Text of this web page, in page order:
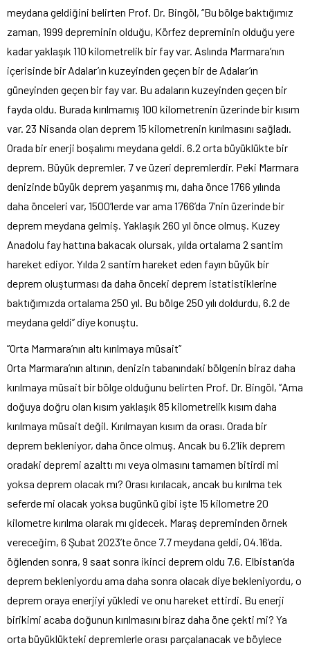
meydana geldiğini belirten Prof. Dr. Bingöl, ‘’Bu bölge baktığımız
zaman, 1999 depreminin olduğu, Körfez depreminin olduğu yere
kadar yaklaşık 110 kilometrelik bir fay var. Aslında Marmara’nın
içerisinde bir Adalar’ın kuzeyinden geçen bir de Adalar’ın
güneyinden geçen bir fay var. Bu adaların kuzeyinden geçen bir
fayda oldu. Burada kırılmamış 100 kilometrenin üzerinde bir kısım
var. 23 Nisanda olan deprem 15 kilometrenin kırılmasını sağladı.
Orada bir enerji boşalımı meydana geldi. 6.2 orta büyüklükte bir
deprem. Büyük depremler, 7 ve üzeri depremlerdir. Peki Marmara
denizinde büyük deprem yaşanmış mı, daha önce 1766 yılında
daha önceleri var, 1500’lerde var ama 1766’da 7’nin üzerinde bir
deprem meydana gelmiş. Yaklaşık 260 yıl önce olmuş. Kuzey
Anadolu fay hattına bakacak olursak, yılda ortalama 2 santim
hareket ediyor. Yılda 2 santim hareket eden fayın büyük bir
deprem oluşturması da daha önceki deprem istatistiklerine
baktığımızda ortalama 250 yıl. Bu bölge 250 yılı doldurdu, 6.2 de
meydana geldi’’ diye konuştu.
”Orta Marmara’nın altı kırılmaya müsait’’
Orta Marmara’nın altının, denizin tabanındaki bölgenin biraz daha
kırılmaya müsait bir bölge olduğunu belirten Prof. Dr. Bingöl, ”Ama
doğuya doğru olan kısım yaklaşık 85 kilometrelik kısım daha
kırılmaya müsait değil. Kırılmayan kısım da orası. Orada bir
deprem bekleniyor, daha önce olmuş. Ancak bu 6.2’lik deprem
oradaki depremi azalttı mı veya olmasını tamamen bitirdi mi
yoksa deprem olacak mı? Orası kırılacak, ancak bu kırılma tek
seferde mi olacak yoksa bugünkü gibi işte 15 kilometre 20
kilometre kırılma olarak mı gidecek. Maraş depreminden örnek
vereceğim, 6 Şubat 2023’te önce 7.7 meydana geldi, 04.16’da.
öğlenden sonra, 9 saat sonra ikinci deprem oldu 7.6. Elbistan’da
deprem bekleniyordu ama daha sonra olacak diye bekleniyordu, o
deprem oraya enerjiyi yükledi ve onu hareket ettirdi. Bu enerji
birikimi acaba doğunun kırılmasını biraz daha öne çekti mi? Ya
orta büyüklükteki depremlerle orası parçalanacak ve böylece